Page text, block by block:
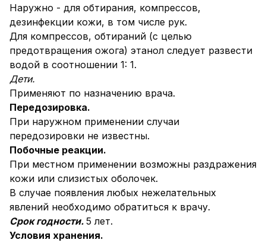
Наружно - для обтирания, компрессов,
дезинфекции кожи, в том числе рук.
Для компрессов, обтираний (с целью
предотвращения ожога) этанол следует развести
водой в соотношении 1: 1.
Дети.
Применяют по назначению врача.
Передозировка.
При наружном применении случаи
передозировки не известны.
Побочные реакции.
При местном применении возможны раздражения
кожи или слизистых оболочек.
В случае появления любых нежелательных
явлений необходимо обратиться к врачу.
Срок годности. 5 лет.
Условия хранения.